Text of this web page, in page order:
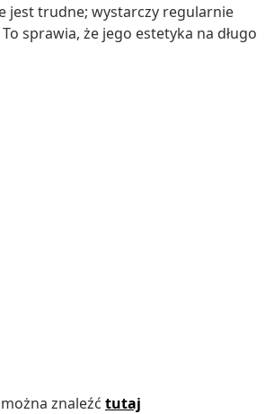
jest trudne; wystarczy regularnie
sprawia, że jego estetyka na długo
znaleźć tutaj